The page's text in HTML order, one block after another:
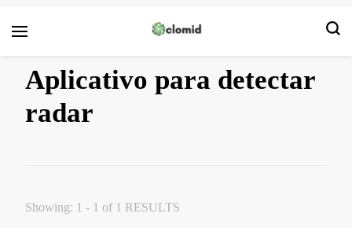
Aplicativo para detectar
radar
Showing: 1 - 1 of 1 RESULTS